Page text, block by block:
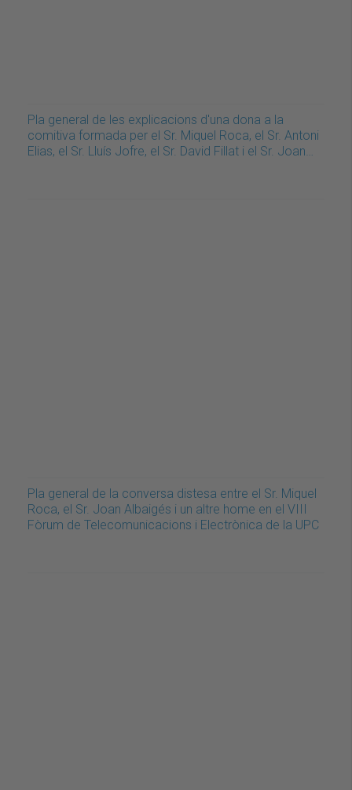
Pla general de les explicacions d'una dona a la
comitiva formada per el Sr. Miquel Roca, el Sr. Antoni
Elias, el Sr. Lluís Jofre, el Sr. David Fillat i el Sr. Joan…
Pla general de la conversa distesa entre el Sr. Miquel
Roca, el Sr. Joan Albaigés i un altre home en el VIII
Fòrum de Telecomunicacions i Electrònica de la UPC